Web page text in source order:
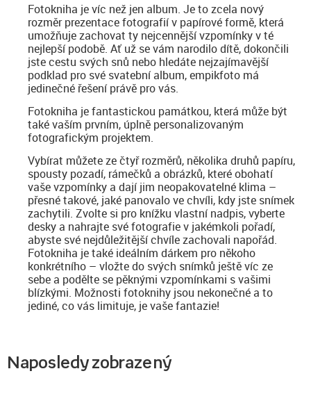
Fotokniha je víc než jen album. Je to zcela nový
rozměr prezentace fotografií v papírové formě, která
umožňuje zachovat ty nejcennější vzpomínky v té
nejlepší podobě. Ať už se vám narodilo dítě, dokončili
jste cestu svých snů nebo hledáte nejzajímavější
podklad pro své svatební album, empikfoto má
jedinečné řešení právě pro vás.
Fotokniha je fantastickou památkou, která může být
také vaším prvním, úplně personalizovaným
fotografickým projektem.
Vybírat můžete ze čtyř rozměrů, několika druhů papíru,
spousty pozadí, rámečků a obrázků, které obohatí
vaše vzpomínky a dají jim neopakovatelné klima –
přesné takové, jaké panovalo ve chvíli, kdy jste snímek
zachytili. Zvolte si pro knížku vlastní nadpis, vyberte
desky a nahrajte své fotografie v jakémkoli pořadí,
abyste své nejdůležitější chvíle zachovali napořád.
Fotokniha je také ideálním dárkem pro někoho
konkrétního – vložte do svých snímků ještě víc ze
sebe a podělte se pěknými vzpomínkami s vašimi
blízkými. Možnosti fotoknihy jsou nekonečné a to
jediné, co vás limituje, je vaše fantazie!
Naposledy zobrazený